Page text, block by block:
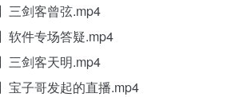
三剑客曾弦.mp4
软件专场答疑.mp4
三剑客天明.mp4
宝子哥发起的直播.mp4